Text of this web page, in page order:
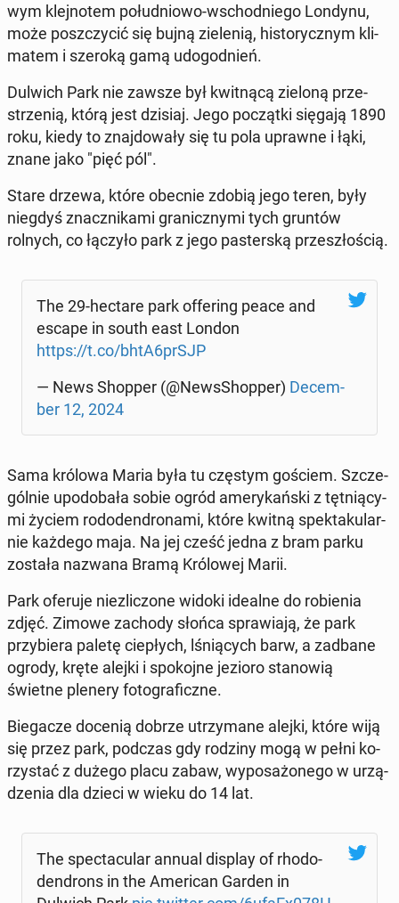
wym klej­no­tem po­łu­dnio­wo-wschod­nie­go Londynu,
może po­szczy­cić się bujną zie­le­nią, hi­sto­rycz­nym kli­
ma­tem i szeroką gamą udo­god­nień.
Dulwich Park nie zawsze był kwit­ną­cą zieloną prze­
strze­nią, którą jest dzisiaj. Jego po­cząt­ki sięgają 1890
roku, kiedy to znaj­do­wa­ły się tu pola uprawne i łąki,
znane jako "pięć pól".
Stare drzewa, które obecnie zdobią jego teren, były
niegdyś znacz­ni­ka­mi gra­nicz­ny­mi tych gruntów
rolnych, co łączyło park z jego pa­ster­ską prze­szło­ścią.
The 29-hectare park of­fe­ring peace and
escape in south east London
https://t.co/bhtA6prSJP
— News Shopper (@News­Shop­per) De­cem­
ber 12, 2024
Sama królowa Maria była tu częstym gościem. Szcze­
gól­nie upodo­ba­ła sobie ogród ame­ry­kań­ski z tęt­nią­cy­
mi życiem ro­do­den­dro­na­mi, które kwitną spek­ta­ku­lar­
nie każdego maja. Na jej cześć jedna z bram parku
została nazwana Bramą Kró­lo­wej Marii.
Park oferuje nie­zli­czo­ne widoki idealne do ro­bie­nia
zdjęć. Zimowe zachody słońca spra­wia­ją, że park
przy­bie­ra paletę cie­płych, lśnią­cych barw, a zadbane
ogrody, kręte alejki i spo­koj­ne jezioro sta­no­wią
świetne plenery fo­to­gra­ficz­ne.
Bie­ga­cze docenią dobrze utrzy­ma­ne alejki, które wiją
się przez park, podczas gdy rodziny mogą w pełni ko­
rzy­stać z dużego placu zabaw, wy­po­sa­żo­ne­go w urzą­
dze­nia dla dzieci w wieku do 14 lat.
The spec­ta­cu­lar annual display of rho­do­
den­drons in the Ame­ri­can Garden in